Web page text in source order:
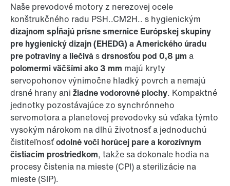
Naše prevodové motory z nerezovej ocele
konštrukčného radu PSH..CM2H.. s hygienickým
dizajnom spĺňajú prísne smernice Európskej skupiny
pre hygienický dizajn (EHEDG) a Amerického úradu
pre potraviny a liečivá sdrsnosťou pod 0,8 µm a
polomermi väčšími ako 3 mm majú kryty
servopohonov výnimočne hladký povrch a nemajú
drsné hrany ani žiadne vodorovné plochy. Kompaktné
jednotky pozostávajúce zo synchrónneho
servomotora a planetovej prevodovky sú vďaka týmto
vysokým nárokom na dlhú životnosť a jednoduchú
čistiteľnosťodolné voči horúcej pare a korozívnym
čistiacim prostriedkom, takže sa dokonale hodia na
procesy čistenia na mieste (CPI) a sterilizácie na
mieste (SIP).